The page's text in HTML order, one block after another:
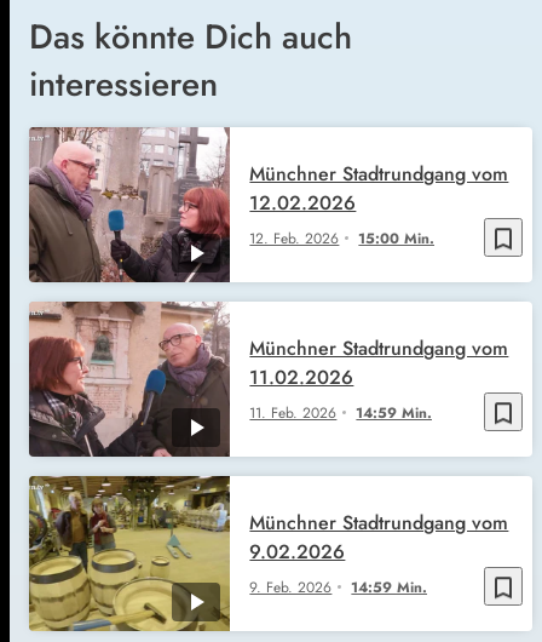
Das könnte Dich auch
interessieren
bookmark_border
12. Feb. 2026 15:00 Min.
Münchner Stadtrundgang vom
12.02.2026
bookmark_border
11. Feb. 2026 14:59 Min.
Münchner Stadtrundgang vom
11.02.2026
bookmark_border
9. Feb. 2026 14:59 Min.
Münchner Stadtrundgang vom
9.02.2026